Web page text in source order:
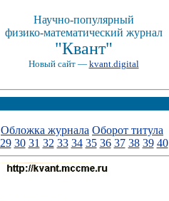
Научно-популярный
физико-математический журнал
"Квант"
Новый сайт — kvant.digital
Обложка журнала Оборот титула
29 30 31 32 33 34 35 36 37 38 39 40